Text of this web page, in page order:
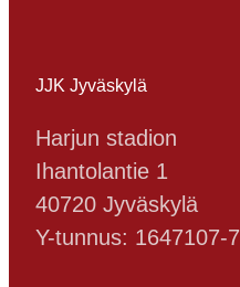
JJK Jyväskylä
Harjun stadion
Ihantolantie 1
40720 Jyväskylä
Y-tunnus: 1647107-7